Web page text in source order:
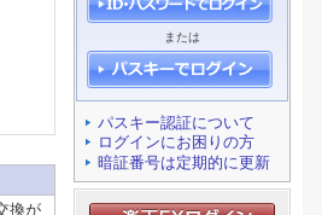
換が
または
パスキー認証について
ログインにお困りの方
暗証番号は定期的に更新